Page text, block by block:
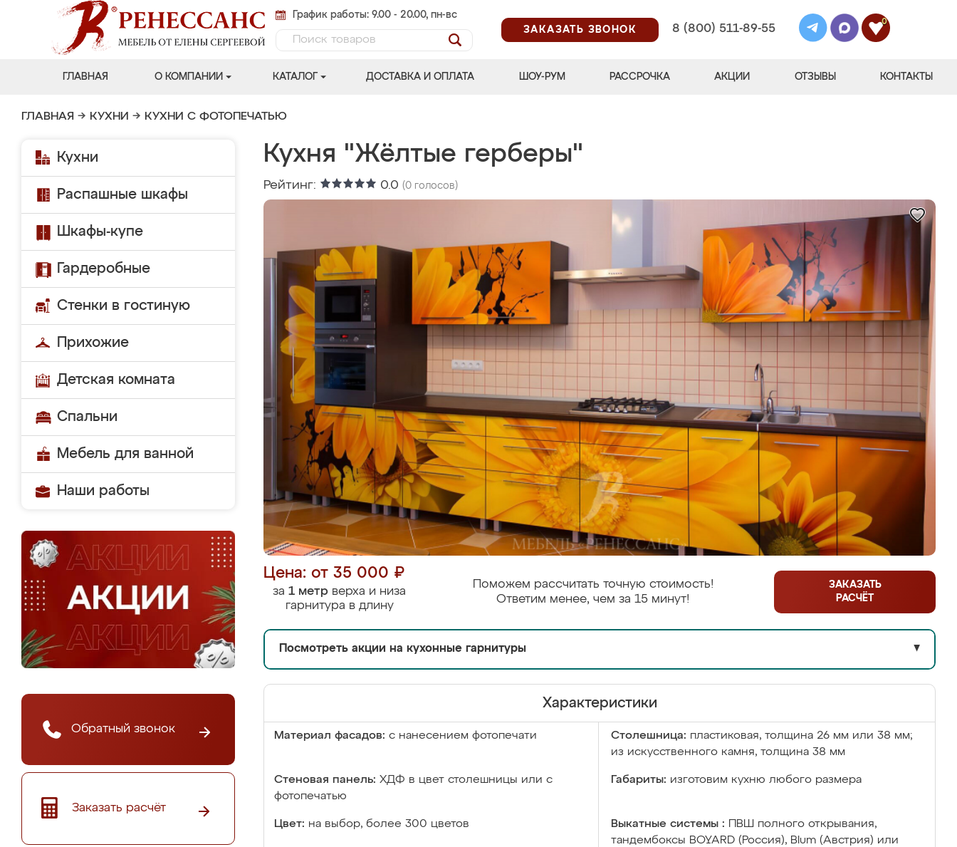
График работы: 9.00 - 20.00, пн-вс
ЗАКАЗАТЬ ЗВОНОК
8 (800) 511-89-55
0
ГЛАВНАЯ О КОМПАНИИ КАТАЛОГ ДОСТАВКА И ОПЛАТА ШОУ-РУМ РАССРОЧКА АКЦИИ ОТЗЫВЫ КОНТАКТЫ
ГЛАВНАЯ → КУХНИ → КУХНИ С ФОТОПЕЧАТЬЮ
Кухни
Распашные шкафы
Шкафы-купе
Гардеробные
Стенки в гостиную
Прихожие
Детская комната
Спальни
Мебель для ванной
Наши работы
Обратный звонок
Заказать расчёт
Кухня "Жёлтые герберы"
Рейтинг: 0.0 (0 голосов)
Цена: от 35 000 ₽
за 1 метр верха и низа
гарнитура в длину
Поможем рассчитать точную стоимость!
Ответим менее, чем за 15 минут!
ЗАКАЗАТЬ
РАСЧЁТ
Посмотреть акции на кухонные гарнитуры ▼
Характеристики
Материал фасадов: с нанесением фотопечати Столешница: пластиковая, толщина 26 мм или 38 мм;
из искусственного камня, толщина 38 мм
Стеновая панель: ХДФ в цвет столешницы или с
фотопечатью
Габариты: изготовим кухню любого размера
Цвет: на выбор, более 300 цветов Выкатные системы :
ПВШ полного открывания,
тандембоксы BOYARD (Россия), Blum (Австрия) или